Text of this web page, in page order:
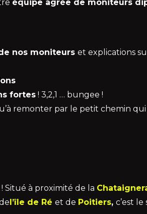
équipe agrée de moniteurs
nos moniteurs et explications
fortes ! 3,2,1 … bungee !
remonter par le petit chemin
! Situé à proximité de la
l’île de Ré et de Poitiers, c’est